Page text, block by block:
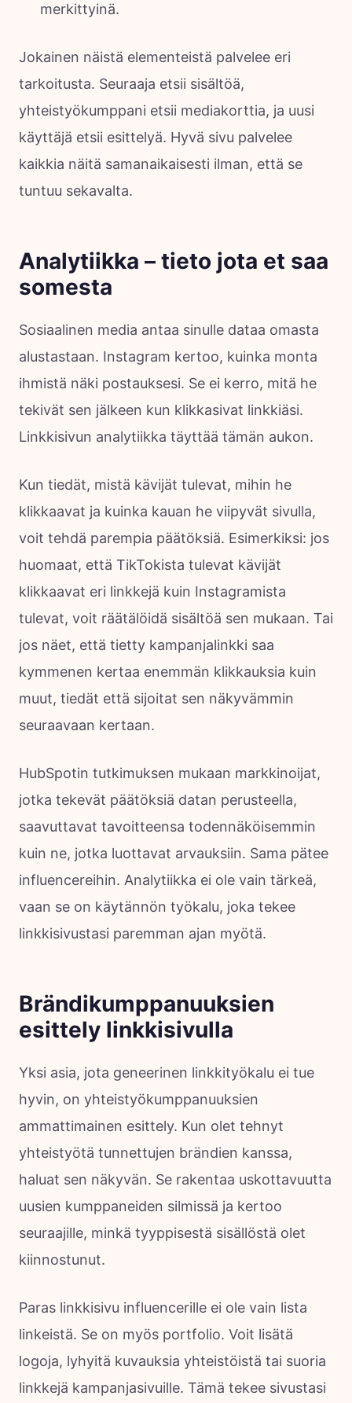
merkittyinä.
Jokainen näistä elementeistä palvelee eri
tarkoitusta. Seuraaja etsii sisältöä,
yhteistyökumppani etsii mediakorttia, ja uusi
käyttäjä etsii esittelyä. Hyvä sivu palvelee
kaikkia näitä samanaikaisesti ilman, että se
tuntuu sekavalta.
Analytiikka – tieto jota et saa
somesta
Sosiaalinen media antaa sinulle dataa omasta
alustastaan. Instagram kertoo, kuinka monta
ihmistä näki postauksesi. Se ei kerro, mitä he
tekivät sen jälkeen kun klikkasivat linkkiäsi.
Linkkisivun analytiikka täyttää tämän aukon.
Kun tiedät, mistä kävijät tulevat, mihin he
klikkaavat ja kuinka kauan he viipyvät sivulla,
voit tehdä parempia päätöksiä. Esimerkiksi: jos
huomaat, että TikTokista tulevat kävijät
klikkaavat eri linkkejä kuin Instagramista
tulevat, voit räätälöidä sisältöä sen mukaan. Tai
jos näet, että tietty kampanjalinkki saa
kymmenen kertaa enemmän klikkauksia kuin
muut, tiedät että sijoitat sen näkyvämmin
seuraavaan kertaan.
HubSpotin tutkimuksen mukaan markkinoijat,
jotka tekevät päätöksiä datan perusteella,
saavuttavat tavoitteensa todennäköisemmin
kuin ne, jotka luottavat arvauksiin. Sama pätee
influencereihin. Analytiikka ei ole vain tärkeä,
vaan se on käytännön työkalu, joka tekee
linkkisivustasi paremman ajan myötä.
Brändikumppanuuksien
esittely linkkisivulla
Yksi asia, jota geneerinen linkkityökalu ei tue
hyvin, on yhteistyökumppanuuksien
ammattimainen esittely. Kun olet tehnyt
yhteistyötä tunnettujen brändien kanssa,
haluat sen näkyvän. Se rakentaa uskottavuutta
uusien kumppaneiden silmissä ja kertoo
seuraajille, minkä tyyppisestä sisällöstä olet
kiinnostunut.
Paras linkkisivu influencerille ei ole vain lista
linkeistä. Se on myös portfolio. Voit lisätä
logoja, lyhyitä kuvauksia yhteistöistä tai suoria
linkkejä kampanjasivuille. Tämä tekee sivustasi